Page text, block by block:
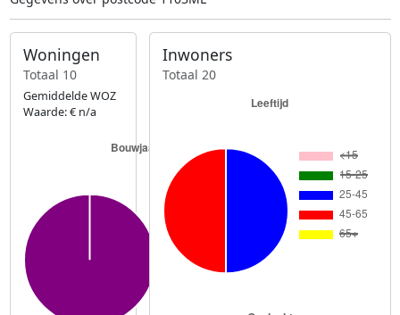
Woningen
Totaal 10
Gemiddelde WOZ
Waarde: € n/a
Inwoners
Totaal 20